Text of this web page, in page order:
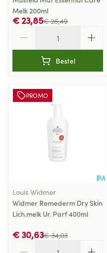
Melk 200ml
€ 26,49
€ 23,85
Bestel
PROMO
Louis Widmer
Widmer Remederm Dry Skin
Lich.melk Ur. Parf 400ml
€ 34,03
€ 30,63